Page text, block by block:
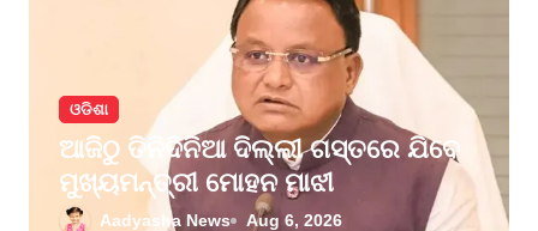
o
n
ଓଡିଶା
ଆଜିଠୁ ତିନିଦିନିଆ ଦିଲ୍ଲୀ ଗସ୍ତରେ ଯିବେ
ମୁଖ୍ୟମନ୍ତ୍ରୀ ମୋହନ ମାଝୀ
Aadyasha News Aug 6, 2026